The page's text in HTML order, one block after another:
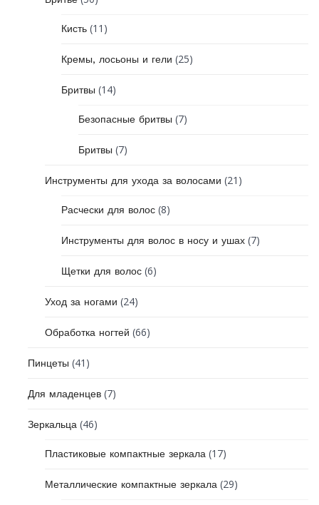
Кисть (11)
Кремы, лосьоны и гели (25)
Бритвы (14)
Безопасные бритвы (7)
Бритвы (7)
Инструменты для ухода за волосами (21)
Расчески для волос (8)
Инструменты для волос в носу и ушах (7)
Щетки для волос (6)
Уход за ногами (24)
Обработка ногтей (66)
Пинцеты (41)
Для младенцев (7)
Зеркальца (46)
Пластиковые компактные зеркала (17)
Металлические компактные зеркала (29)